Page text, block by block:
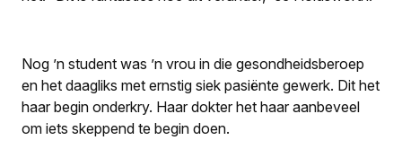
Nog ’n student was ’n vrou in die gesondheidsberoep
en het daagliks met ernstig siek pasiënte gewerk. Dit het
haar begin onderkry. Haar dokter het haar aanbeveel
om iets skeppend te begin doen.